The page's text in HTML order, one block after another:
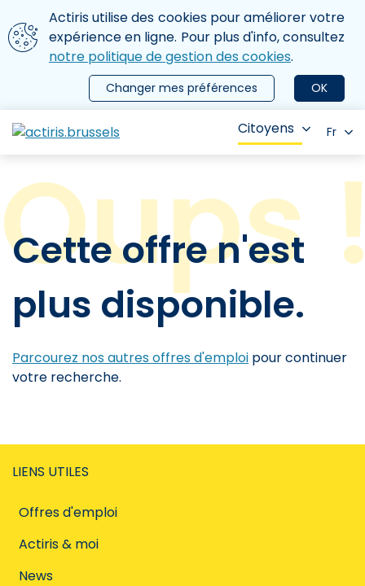
Aller au contenu principal
Nous utilisons des cookies
Actiris utilise des cookies pour améliorer votre
expérience en ligne. Pour plus d'info, consultez
notre politique de gestion des cookies.
OK
Changer mes préférences
le menu
Citoyens Fr
Cette offre n'est
plus disponible.
Parcourez nos autres offres d'emploi pour continuer
votre recherche.
LIENS UTILES
Offres d'emploi
Actiris & moi
News